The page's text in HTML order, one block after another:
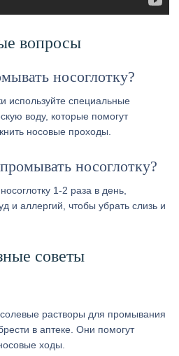
вопросы
носоглотку?
используйте специальные
воду, которые помогут
носовые проходы.
носоглотку?
1-2 раза в день,
и аллергий, чтобы убрать слизь и
советы
растворы для промывания
в аптеке. Они помогут
ходы.